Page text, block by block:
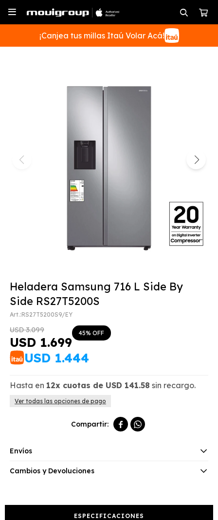

¡Canjea tus millas Itaú Volar Acá!
Heladera Samsung 716 L Side By
Side RS27T5200S
RS27T5200S9/EY
USD 1.699
USD 3.099 45
USD 1.444
Hasta en 12x cuotas de USD 141.58 sin recargo.
Ver todas las opciones de pago
 
Envíos
Cambios y Devoluciones
ESPECIFICACIONES